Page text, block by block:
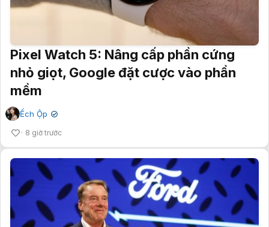
Pixel Watch 5: Nâng cấp phần cứng
nhỏ giọt, Google đặt cược vào phần
mềm
Ếch Ộp ✔
8 giờ trước